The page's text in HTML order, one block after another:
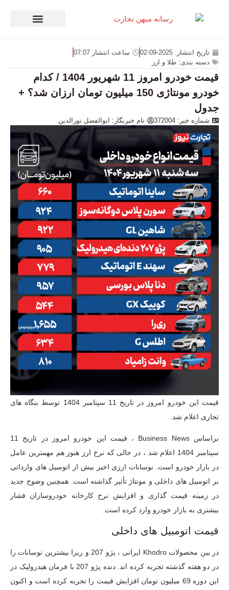
تاریخ انتشار: 2025-09-02 ساعت انتشار 07:07
دسته بندی: طلا و ارز
قیمت خودرو امروز 11 شهریور 1404 / کدام
خودرو مونتاژی 150 میلیون تومان ارزان شد؟ +
جدول
شماره خبر: 372004 نام خبرنگار: ابوالفضل نورالدین
قیمت این خودرو امروز در تاریخ 11 سپتامبر 1404 توسط بنگاه های
تجاری اعلام شد.
براساس Business News ، قیمت این خودرو امروز در تاریخ 11
سپتامبر 1404 اعلام شد ، در حالی که نرخ ارز هنوز هم مهمترین عامل
در بازار خودرو است. نوسانات ارزی اخیر بیش از اتومبیل های وارداتی
بر اتومبیل های داخلی و مونتاژ تأثیر گذاشته است. همچنین وضوح جدید
در زمینه قیمت گذاری و افزایش نرخ کارخانه خودروسازان فشار
بیشتری به بازار خودرو وارد کرده است.
قیمت اتومبیل های داخلی
در بین محصولات Khodro ایرانی ، پژو 207 و ریرا بیشترین نوسانات را
در دو هفته گذشته تجربه کرده اند. دنده پژو 207 با فرمان هیدرولیک در
این دوره 69 میلیون تومان افزایش قیمت را تجربه کرده است و اکنون